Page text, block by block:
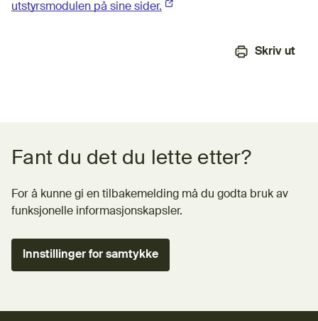
utstyrsmodulen på sine sider. (Ekstern lenke)
Skriv ut
Fant du det du lette etter?
For å kunne gi en tilbakemelding må du godta bruk av
funksjonelle informasjonskapsler.
Innstillinger for samtykke